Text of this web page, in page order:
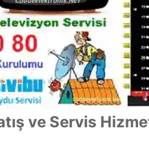
ve Servis